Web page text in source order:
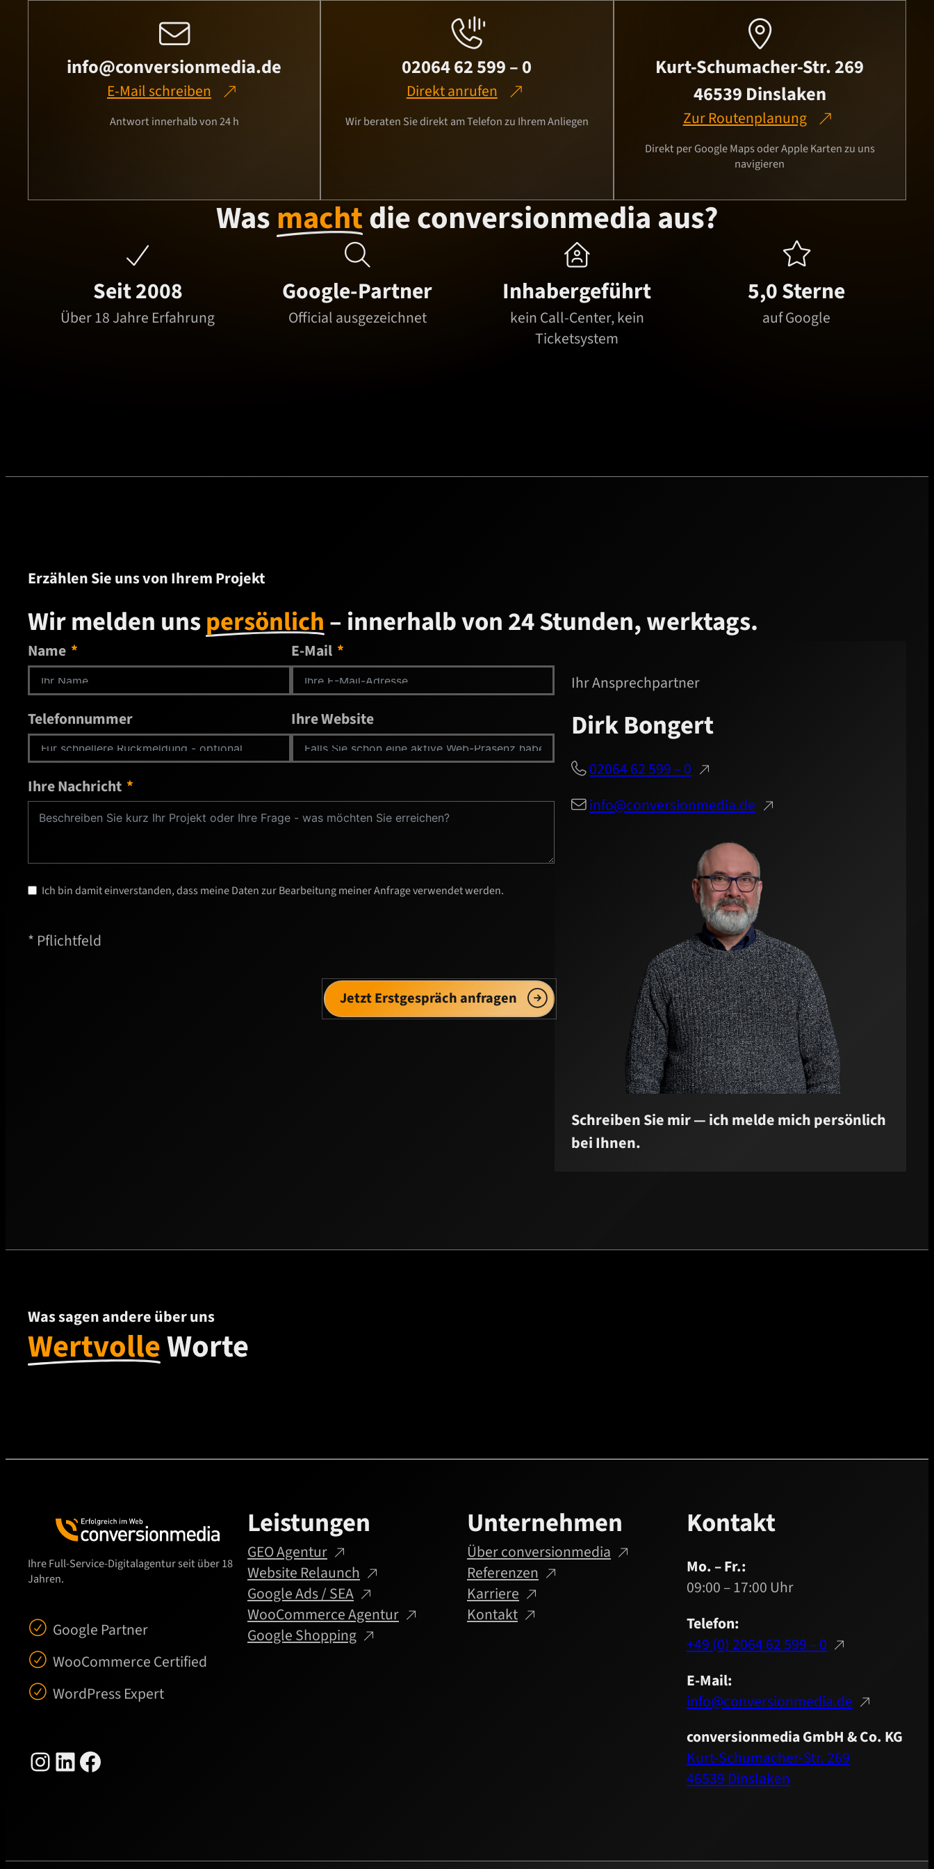

info@conversionmedia.de
E-Mail schreiben
Antwort innerhalb von 24 h

02064 62 599 – 0
Direkt anrufen
Wir beraten Sie direkt am Telefon zu Ihrem Anliegen

Kurt-Schumacher-Str. 269
46539 Dinslaken
Zur Routenplanung
Direkt per Google Maps oder Apple Karten zu uns
navigieren
Wasmachtdie conversionmedia aus?

Seit 2008
Über 18 Jahre Erfahrung

Google-Partner
Official ausgezeichnet

Inhabergeführt
kein Call-Center, kein
Ticketsystem

5,0 Sterne
auf Google
Erzählen Sie uns von Ihrem Projekt
Wir melden unspersönlich– innerhalb von 24 Stunden, werktags.
Name E-Mail
Telefonnummer Ihre Website
Ihre Nachricht
Ich bin damit einverstanden, dass meine Daten zur Bearbeitung meiner Anfrage verwendet werden.
* Pflichtfeld
Jetzt Erstgespräch anfragen
Ihr Ansprechpartner
Dirk Bongert
02064 62 599 – 0
 info@conversionmedia.de
Schreiben Sie mir — ich melde mich persönlich
bei Ihnen.
Was sagen andere über uns
WertvolleWorte
Ihre Full-Service-Digitalagentur seit über 18
Jahren.
Google Partner
WooCommerce Certified
WordPress Expert
Instagram LinkedIn Facebook
Leistungen
GEO Agentur
Website Relaunch
Google Ads / SEA
WooCommerce Agentur
Google Shopping
Unternehmen
Über conversionmedia
Referenzen
Karriere
Kontakt
Kontakt
Mo. – Fr.:
09:00 – 17:00 Uhr
Telefon:
+49 (0) 2064 62 599 – 0
E-Mail:
info@conversionmedia.de
conversionmedia GmbH & Co. KG
Kurt-Schumacher-Str. 269
46539 Dinslaken